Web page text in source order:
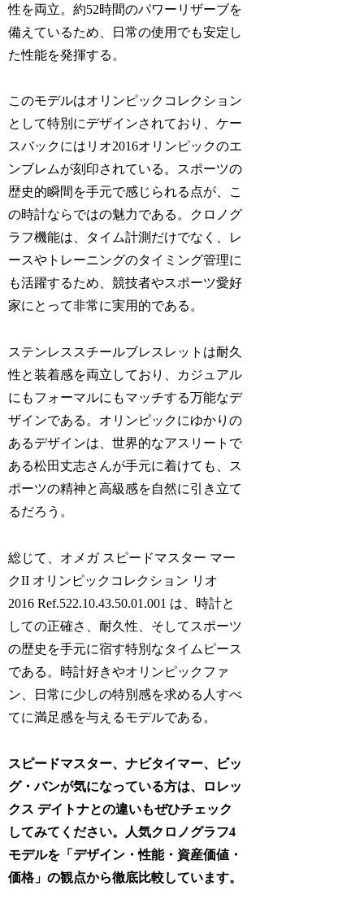
性を両立。約52時間のパワーリザーブを
備えているため、日常の使用でも安定し
た性能を発揮する。
このモデルはオリンピックコレクション
として特別にデザインされており、ケー
スバックにはリオ2016オリンピックのエ
ンブレムが刻印されている。スポーツの
歴史的瞬間を手元で感じられる点が、こ
の時計ならではの魅力である。クロノグ
ラフ機能は、タイム計測だけでなく、レ
ースやトレーニングのタイミング管理に
も活躍するため、競技者やスポーツ愛好
家にとって非常に実用的である。
ステンレススチールブレスレットは耐久
性と装着感を両立しており、カジュアル
にもフォーマルにもマッチする万能なデ
ザインである。オリンピックにゆかりの
あるデザインは、世界的なアスリートで
ある松田丈志さんが手元に着けても、ス
ポーツの精神と高級感を自然に引き立て
るだろう。
総じて、オメガ スピードマスター マー
クII オリンピックコレクション リオ
2016 Ref.522.10.43.50.01.001 は、時計と
しての正確さ、耐久性、そしてスポーツ
の歴史を手元に宿す特別なタイムピース
である。時計好きやオリンピックファ
ン、日常に少しの特別感を求める人すべ
てに満足感を与えるモデルである。
スピードマスター、ナビタイマー、ビッ
グ・バンが気になっている方は、ロレッ
クス デイトナとの違いもぜひチェック
してみてください。人気クロノグラフ4
モデルを「デザイン・性能・資産価値・
価格」の観点から徹底比較しています。